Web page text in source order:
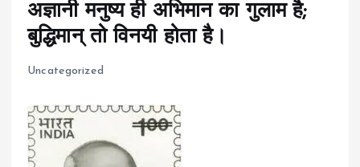
अज्ञानी मनुष्य ही अभिमान का गुलाम है;
बुद्धिमान् तो विनयी होता है।
Uncategorized